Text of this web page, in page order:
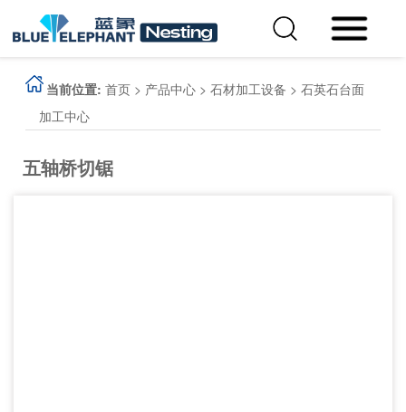
当前位置: 首页> 产品中心> 石材加工设备 > 石英石台面
加工中心
五轴桥切锯